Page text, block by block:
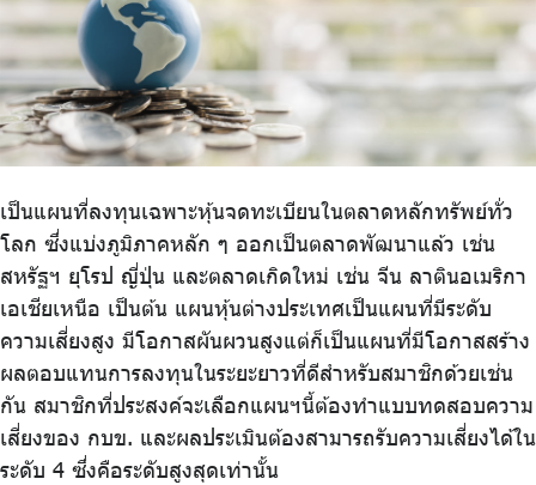
ไทย | Eng
เป็นแผนที่ลงทุนเฉพาะหุ้นจดทะเบียนในตลาดหลักทรัพย์ทั่ว
โลก ซึ่งแบ่งภูมิภาคหลัก ๆ ออกเป็นตลาดพัฒนาแล้ว เช่น
สหรัฐฯ ยุโรป ญี่ปุ่น และตลาดเกิดใหม่ เช่น จีน ลาตินอเมริกา
เอเชียเหนือ เป็นต้น แผนหุ้นต่างประเทศเป็นแผนที่มีระดับ
ความเสี่ยงสูง มีโอกาสผันผวนสูงแต่ก็เป็นแผนที่มีโอกาสสร้าง
ผลตอบแทนการลงทุนในระยะยาวที่ดีสำหรับสมาชิกด้วยเช่น
กัน สมาชิกที่ประสงค์จะเลือกแผนฯนี้ต้องทำแบบทดสอบความ
เสี่ยงของ กบข. และผลประเมินต้องสามารถรับความเสี่ยงได้ใน
ระดับ 4 ซึ่งคือระดับสูงสุดเท่านั้น